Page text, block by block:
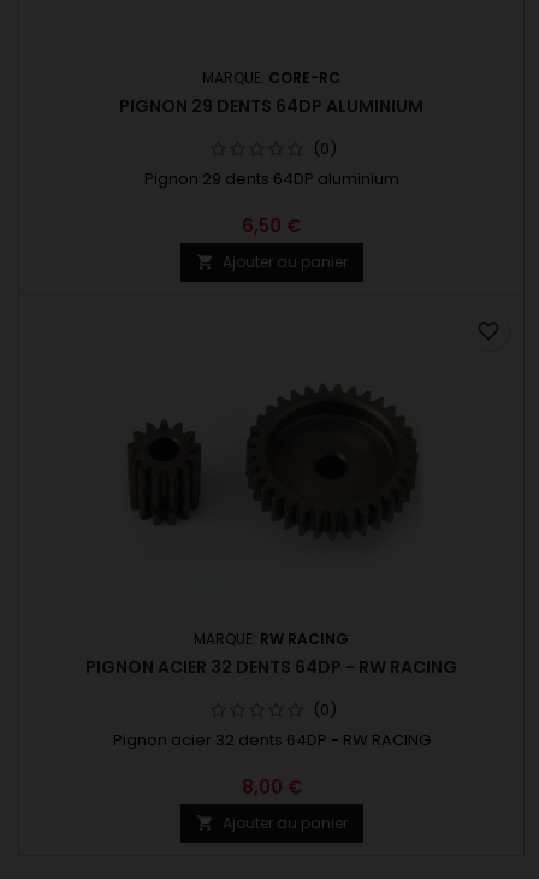
MARQUE: CORE-RC
PIGNON 29 DENTS 64DP ALUMINIUM
(0)
Pignon 29 dents 64DP aluminium
6,50 €
 Ajouter au panier
MARQUE: RW RACING
PIGNON ACIER 32 DENTS 64DP - RW RACING
(0)
Pignon acier 32 dents 64DP - RW RACING
8,00 €
 Ajouter au panier
favorite_border